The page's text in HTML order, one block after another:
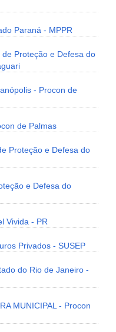
Paraná - MPPR
Proteção e Defesa do
- Procon de
de Palmas
Proteção e Defesa do
e Defesa do
Vivida - PR
Privados - SUSEP
do Rio de Janeiro -
MUNICIPAL - Procon